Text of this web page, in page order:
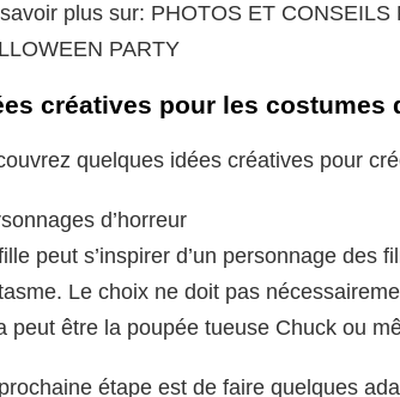
plus sur: PHOTOS ET CONSEILS
PARTY
créatives pour les costumes
quelques idées créatives pour
d’horreur
peut s’inspirer d’un personnage des
Le choix ne doit pas
peut être la poupée tueuse Chuck ou
étape est de faire quelques